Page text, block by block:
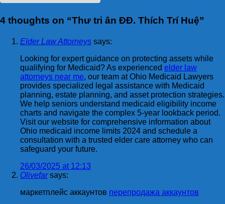
4 thoughts on “Thư tri ân ĐĐ. Thích Trí Huệ”
Elder Law Attorneys says:
Looking for expert guidance on protecting assets while
qualifying for Medicaid? As experienced elder law
attorneys near me, our team at Ohio Medicaid Lawyers
provides specialized legal assistance with Medicaid
planning, estate planning, and asset protection strategies.
We help seniors understand medicaid eligibility income
charts and navigate the complex 5-year lookback period.
Visit our website for comprehensive information about
Ohio medicaid income limits 2024 and schedule a
consultation with a trusted elder care attorney who can
safeguard your future.
26/03/2025 at 12:13
Olivefar says:
маркетплейс аккаунтов перепродажа аккаунтов